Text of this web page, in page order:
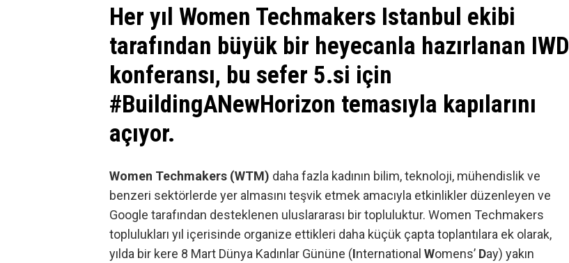
Her yıl Women Techmakers Istanbul ekibi
tarafından büyük bir heyecanla hazırlanan IWD
konferansı, bu sefer 5.si için
#BuildingANewHorizon temasıyla kapılarını
açıyor.
Women Techmakers (WTM) daha fazla kadının bilim, teknoloji, mühendislik ve
benzeri sektörlerde yer almasını teşvik etmek amacıyla etkinlikler düzenleyen ve
Google tarafından desteklenen uluslararası bir topluluktur. Women Techmakers
toplulukları yıl içerisinde organize ettikleri daha küçük çapta toplantılara ek olarak,
yılda bir kere 8 Mart Dünya Kadınlar Gününe (International Womens’ Day) yakın